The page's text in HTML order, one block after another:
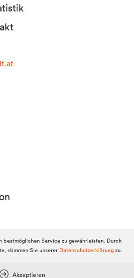
bestmöglichen Service zu gewährleisten. Durch
stimmen Sie unserer Datenschutzerklärungzu.
Akzeptieren